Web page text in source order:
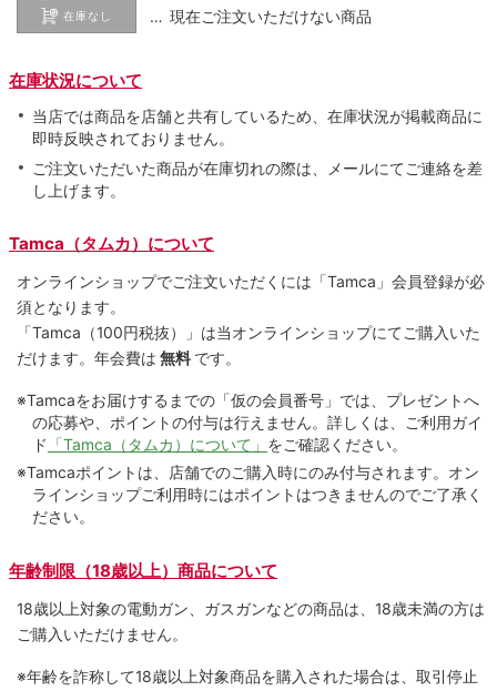
在庫なし … 現在ご注文いただけない商品
在庫状況について
当店では商品を店舗と共有しているため、在庫状況が掲載商品に
即時反映されておりません。
ご注文いただいた商品が在庫切れの際は、メールにてご連絡を差
し上げます。
Tamca（タムカ）について
オンラインショップでご注⽂いただくには「Tamca」会員登録が必
須となります。
「Tamca （100円税抜）
」は当オンラインショップにてご購⼊いた
だけます。 年会費は 無料 です。
※Tamcaをお届けするまでの「仮の会員番号」では、プレゼントへ
の応募や、ポイントの付与は⾏えません。詳しくは、ご利⽤ガイ
ド 「Tamca（タムカ）について」 をご確認ください。
※Tamcaポイントは、店舗でのご購⼊時にのみ付与されます。オン
ラインショップご利用時にはポイントはつきませんのでご了承く
ださい。
年齢制限（18歳以上）商品について
18歳以上対象の電動ガン、ガスガンなどの商品は、18歳未満の方は
ご購入いただけません。
※年齢を詐称して18歳以上対象商品を購入された場合は、取引停止